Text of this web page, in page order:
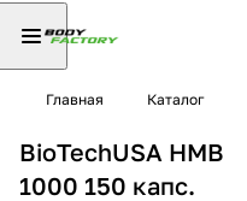
Главная Каталог
BioTechUSA HMB
1000 150 капс.